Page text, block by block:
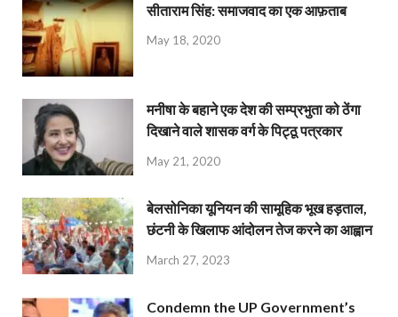
सीताराम सिंह: समाजवाद का एक आफ़ताब
May 18, 2020
मनीषा के बहाने एक देश की सम्प्रभुता को ठेंगा
दिखाने वाले शासक वर्ग के पिट्ठू पत्रकार
May 21, 2020
बेलसोनिका यूनियन की सामूहिक भूख हड़ताल,
छंटनी के खिलाफ आंदोलन तेज करने का आह्वान
March 27, 2023
Condemn the UP Government’s